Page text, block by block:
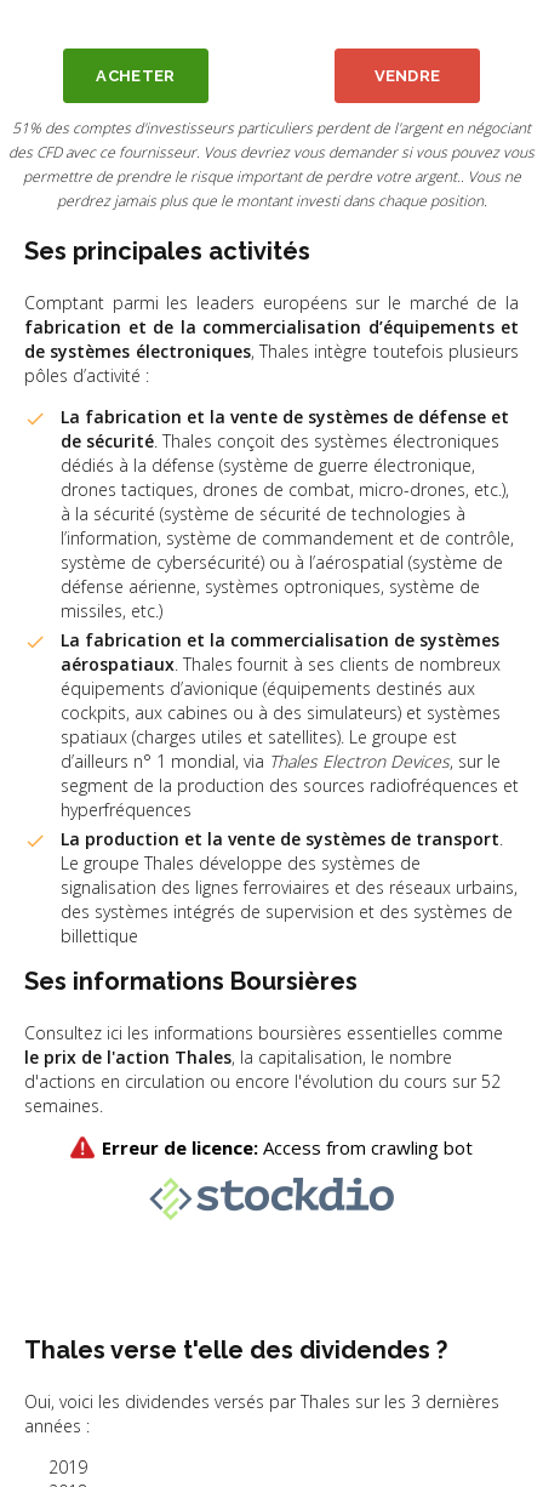
ACHETER VENDRE
51% des comptes d'investisseurs particuliers perdent de l'argent en négociant
des CFD avec ce fournisseur. Vous devriez vous demander si vous pouvez vous
permettre de prendre le risque important de perdre votre argent.. Vous ne
perdrez jamais plus que le montant investi dans chaque position.
Ses principales activités
Comptant parmi les leaders européens sur le marché de la
fabrication et de la commercialisation d’équipements et
de systèmes électroniques, Thales intègre toutefois plusieurs
pôles d’activité :
La fabrication et la vente de systèmes de défense et
de sécurité. Thales conçoit des systèmes électroniques
dédiés à la défense (système de guerre électronique,
drones tactiques, drones de combat, micro-drones, etc.),
à la sécurité (système de sécurité de technologies à
l’information, système de commandement et de contrôle,
système de cybersécurité) ou à l’aérospatial (système de
défense aérienne, systèmes optroniques, système de
missiles, etc.)
La fabrication et la commercialisation de systèmes
aérospatiaux. Thales fournit à ses clients de nombreux
équipements d’avionique (équipements destinés aux
cockpits, aux cabines ou à des simulateurs) et systèmes
spatiaux (charges utiles et satellites). Le groupe est
d’ailleurs n° 1 mondial, via Thales Electron Devices, sur le
segment de la production des sources radiofréquences et
hyperfréquences
La production et la vente de systèmes de transport.
Le groupe Thales développe des systèmes de
signalisation des lignes ferroviaires et des réseaux urbains,
des systèmes intégrés de supervision et des systèmes de
billettique
Ses informations Boursières
Consultez ici les informations boursières essentielles comme
le prix de l'action Thales, la capitalisation, le nombre
d'actions en circulation ou encore l'évolution du cours sur 52
semaines.
Thales verse t'elle des dividendes ?
Oui, voici les dividendes versés par Thales sur les 3 dernières
années :
2019